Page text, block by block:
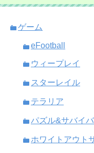
ゲーム
eFootball
ウィープレイ
スターレイル
テラリア
パズル&サバイ
ホワイトアウト